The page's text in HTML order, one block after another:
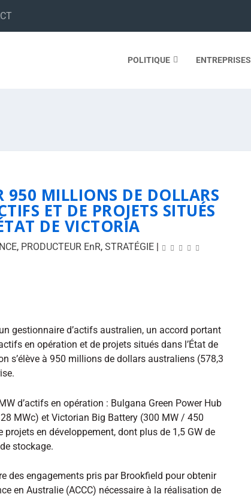
POLITIQUE ENTREPRISES
950 MILLIONS DE DOLLARS
ET DE PROJETS SITUÉS
DE VICTORIA
, PRODUCTEUR EnR, STRATÉGIE|
gestionnaire d’actifs australien, un accord portant
en opération et de projets situés dans l’État de
s’élève à 950 millions de dollars australiens (578,3
d’actifs en opération : Bulgana Green Power Hub
MWc) et Victorian Big Battery (300 MW / 450
en développement, dont plus de 1,5 GW de
stockage.
des engagements pris par Brookfield pour obtenir
en Australie (ACCC) nécessaire à la réalisation de